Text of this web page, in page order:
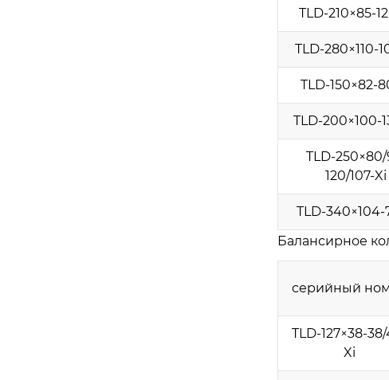
TLD-210×85-
TLD-280×110-
TLD-150×82-
TLD-200×100-
TLD-
120/107-Xi
TLD-340×104-
Балансирное
серийный
TLD-127×38-
Xi